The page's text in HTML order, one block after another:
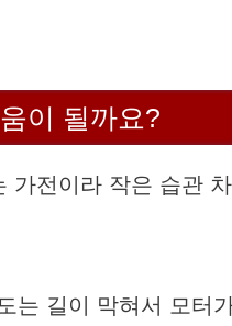
이 될까요?
전이라 작은 습관
는 길이 막혀서 모터